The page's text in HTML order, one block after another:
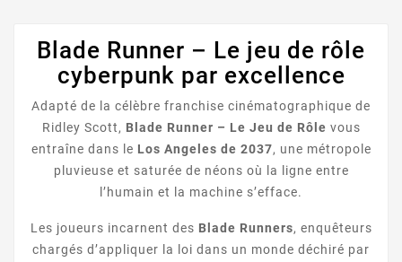
Blade Runner – Le jeu de rôle
cyberpunk par excellence
Adapté de la célèbre franchise cinématographique de
Ridley Scott, Blade Runner – Le Jeu de Rôle vous
entraîne dans le Los Angeles de 2037, une métropole
pluvieuse et saturée de néons où la ligne entre
l’humain et la machine s’efface.
Les joueurs incarnent des Blade Runners, enquêteurs
chargés d’appliquer la loi dans un monde déchiré par